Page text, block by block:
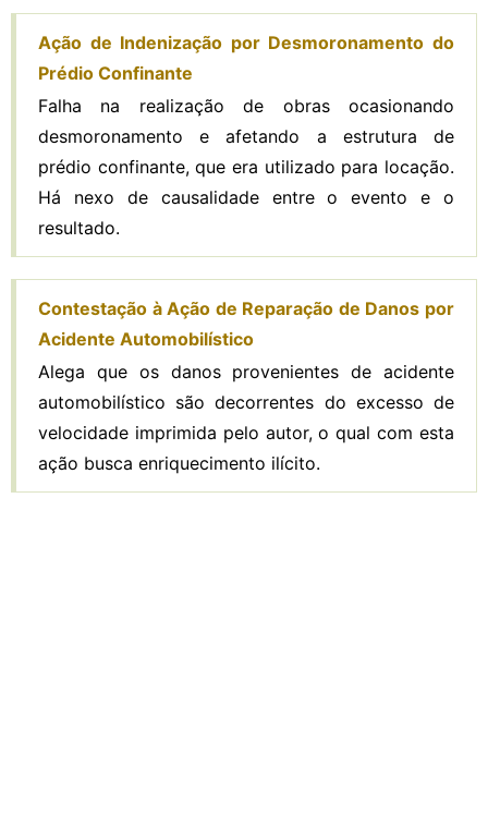
Ação de Indenização por Desmoronamento do
Prédio Confinante
Falha na realização de obras ocasionando
desmoronamento e afetando a estrutura de
prédio confinante, que era utilizado para locação.
Há nexo de causalidade entre o evento e o
resultado.
Contestação à Ação de Reparação de Danos por
Acidente Automobilístico
Alega que os danos provenientes de acidente
automobilístico são decorrentes do excesso de
velocidade imprimida pelo autor, o qual com esta
ação busca enriquecimento ilícito.